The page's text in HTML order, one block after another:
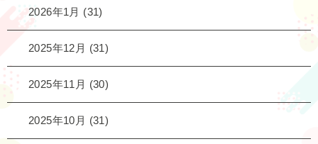
2026年1月 (31)
2025年12月 (31)
2025年11月 (30)
2025年10月 (31)